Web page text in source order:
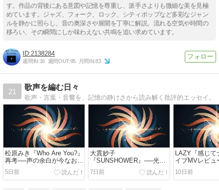
す。作品の背後にある意図や記憶を尊重し、派手さよりも微細な美を見極
めています。ジャズ、フォーク、ロック、シティポップなど多彩なジャン
ルを静かに照らし、音の奥深さや展開を丁寧に解説。流れる空気や時間の
移ろい、その瞬間にしか味わえない共鳴を追い求めています。
2138284
週間IN:16 週間OUT:95 月間IN:83
21
歌声を編む日々
歌声・言葉・音響を、記憶の静けさから読み解く批評的エッセイ。
松原みき『Who Are You?』
再考──声の余白が今なお響
く理由
5日前
大貫妙子
『SUNSHOWER』──光が
記憶の輪郭をそっと揺らす
歌声レビュー
7日前
LAZY『感じ
イブMVレビ
声の記憶を揺
10日前